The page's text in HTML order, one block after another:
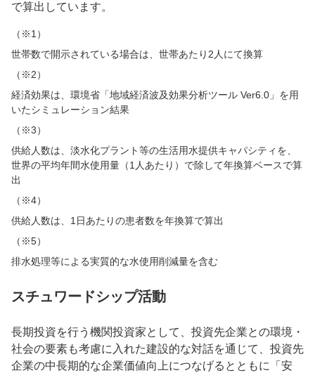
で算出しています。
（※1）
世帯数で開示されている場合は、世帯あたり2人にて換算
（※2）
経済効果は、環境省「地域経済波及効果分析ツール Ver6.0」を用
いたシミュレーション結果
（※3）
供給人数は、淡水化プラント等の生活用水提供キャパシティを、
世界の平均年間水使用量（1人あたり）で除して年換算ベースで算
出
（※4）
供給人数は、1日あたりの患者数を年換算で算出
（※5）
排水処理等による実質的な水使用削減量を含む
スチュワードシップ活動
長期投資を行う機関投資家として、投資先企業との環境・
社会の要素も考慮に入れた建設的な対話を通じて、投資先
企業の中長期的な企業価値向上につなげるとともに「安